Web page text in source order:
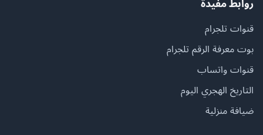
روابط مفيدة
قنوات تلجرام
بوت معرفة الرقم تلجرام
قنوات واتساب
التاريخ الهجري اليوم
ضيافة منزلية